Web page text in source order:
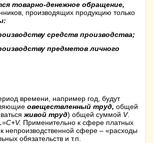
товарно-денежное обращение,
производящих продукцию только
средств производства;
предметов личного
времени, например год, будут
овеществленный труд, общей
живой труд) общей суммой V.
=C+V. Применительно к сфере платных
непроизводственной сфере – «расходы
обязательств и т.п.